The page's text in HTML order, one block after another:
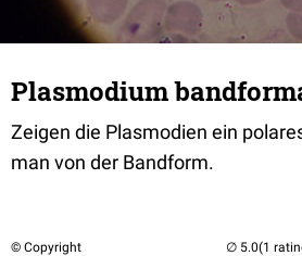
Plasmodium
Zeigen die Plasmodien ein
man von der Bandform.
© Copyright (1